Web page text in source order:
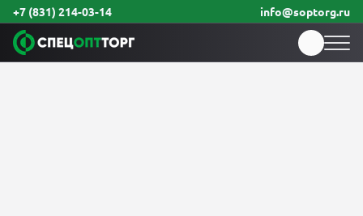
+7 (831) 214-03-14 info@soptorg.ru